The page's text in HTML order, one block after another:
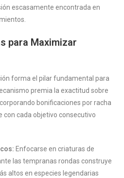
escasamente encontrada en
para Maximizar
forma el pilar fundamental para
premia la exactitud sobre
bonificaciones por racha
con cada objetivo consecutivo
Enfocarse en criaturas de
las tempranas rondas construye
altos en especies legendarias